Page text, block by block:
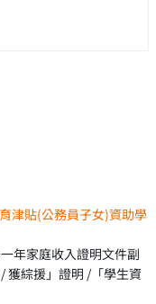
津貼(公務員子女)資助學
年家庭收入證明文件副
獲綜援」證明 /「學生資